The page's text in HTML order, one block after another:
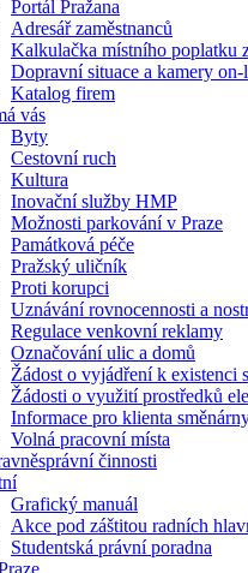
Portál Pražana
Adresář zaměstnanců
Kalkulačka místního poplatku
Dopravní situace a kamery on-
Katalog firem
vás
Byty
Cestovní ruch
Kultura
Inovační služby HMP
Možnosti parkování v Praze
Památková péče
Pražský uličník
Proti korupci
Uznávání rovnocennosti a
Regulace venkovní reklamy
Označování ulic a domů
Žádost o vyjádření k existenci
Žádosti o využití prostředků
Informace pro klienta
Volná pracovní místa
činnosti
Grafický manuál
Akce pod záštitou radních
Studentská právní poradna